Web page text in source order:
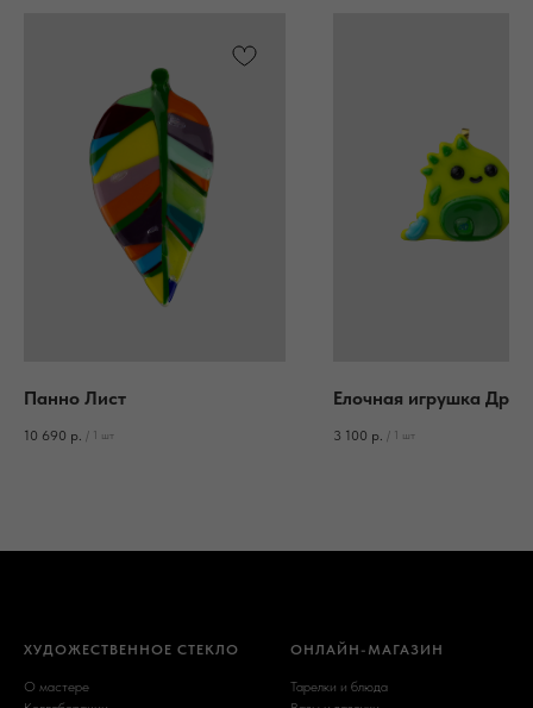
Панно Лист
10 690 р. / 1 шт
Елочная игрушка
3 100 р. / 1 шт
ХУДОЖЕСТВЕННОЕ СТЕКЛО
О мастере
ОНЛАЙН-МАГАЗИН
Тарелки и блюда